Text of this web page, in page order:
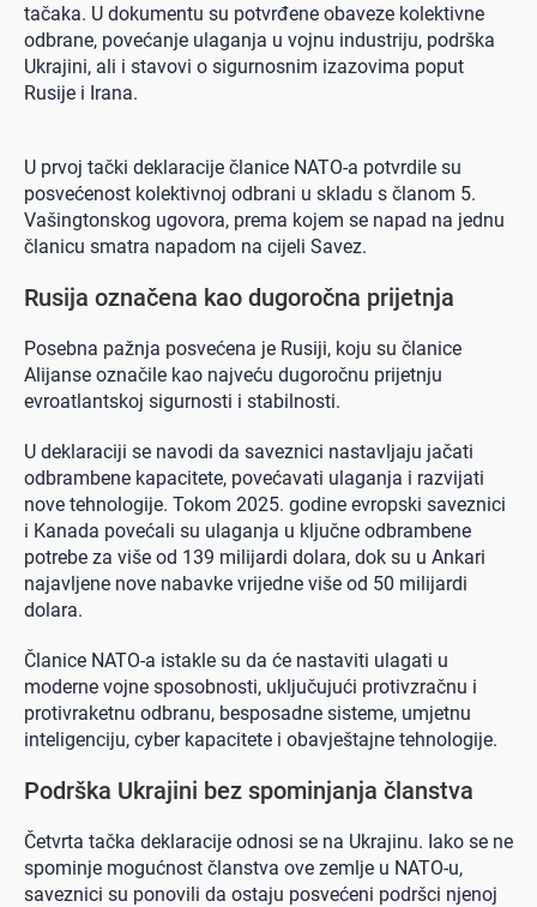
tačaka. U dokumentu su potvrđene obaveze kolektivne
odbrane, povećanje ulaganja u vojnu industriju, podrška
Ukrajini, ali i stavovi o sigurnosnim izazovima poput
Rusije i Irana.
U prvoj tački deklaracije članice NATO-a potvrdile su
posvećenost kolektivnoj odbrani u skladu s članom 5.
Vašingtonskog ugovora, prema kojem se napad na jednu
članicu smatra napadom na cijeli Savez.
Rusija označena kao dugoročna prijetnja
Posebna pažnja posvećena je Rusiji, koju su članice
Alijanse označile kao najveću dugoročnu prijetnju
evroatlantskoj sigurnosti i stabilnosti.
U deklaraciji se navodi da saveznici nastavljaju jačati
odbrambene kapacitete, povećavati ulaganja i razvijati
nove tehnologije. Tokom 2025. godine evropski saveznici
i Kanada povećali su ulaganja u ključne odbrambene
potrebe za više od 139 milijardi dolara, dok su u Ankari
najavljene nove nabavke vrijedne više od 50 milijardi
dolara.
Članice NATO-a istakle su da će nastaviti ulagati u
moderne vojne sposobnosti, uključujući protivzračnu i
protivraketnu odbranu, besposadne sisteme, umjetnu
inteligenciju, cyber kapacitete i obavještajne tehnologije.
Podrška Ukrajini bez spominjanja članstva
Četvrta tačka deklaracije odnosi se na Ukrajinu. Iako se ne
spominje mogućnost članstva ove zemlje u NATO-u,
saveznici su ponovili da ostaju posvećeni podršci njenoj